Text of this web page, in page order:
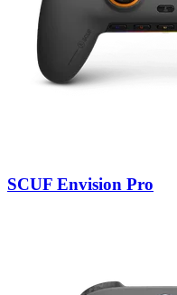
SCUF Envision Pro